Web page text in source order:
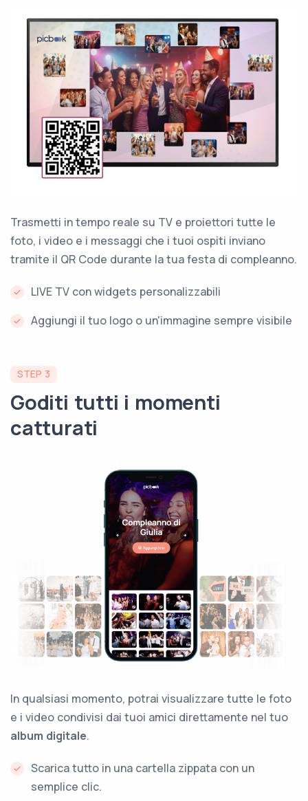
Trasmetti in tempo reale su TV e proiettori tutte le
foto, i video e i messaggi che i tuoi ospiti inviano
tramite il QR Code durante la tua festa di compleanno.
LIVE TV con widgets personalizzabili
Aggiungi il tuo logo o un'immagine sempre visibile
STEP 3
Goditi tutti i momenti
catturati
In qualsiasi momento, potrai visualizzare tutte le foto
e i video condivisi dai tuoi amici direttamente nel tuo
album digitale.
Scarica tutto in una cartella zippata con un
semplice clic.